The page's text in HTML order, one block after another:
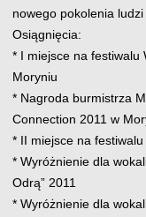
nowego pokolenia ludzi
Osiągnięcia:
* I miejsce na festiwalu
Moryniu
* Nagroda burmistrza
Connection 2011 w
* II miejsce na festiwalu
* Wyróżnienie dla
Odrą” 2011
* Wyróżnienie dla